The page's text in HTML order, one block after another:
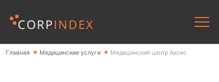
Главная Медицинские услуги Медицинский центр Аксис